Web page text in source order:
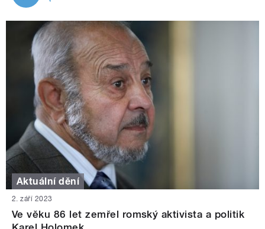
Aktuální dění
2. září 2023
Ve věku 86 let zemřel romský aktivista a politik